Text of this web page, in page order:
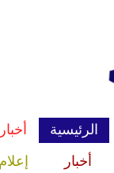
الرئيسية
أخبار
إعلام